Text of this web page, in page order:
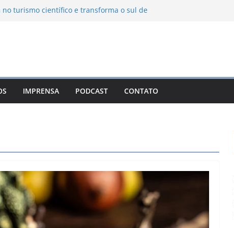
turismo científico e transforma o sul de
Campos do Jordão
León: o Pueblo Mágico com ruas
e turismo à beira da represa
IMPRENSA PODCAST CONTATO